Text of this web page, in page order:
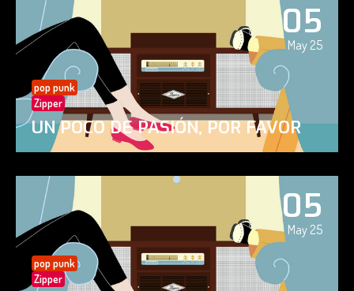
05
May 25
pop punk
Zipper
UN POCO DE PASIÓN, POR FAVOR
05
May 25
pop punk
Zipper